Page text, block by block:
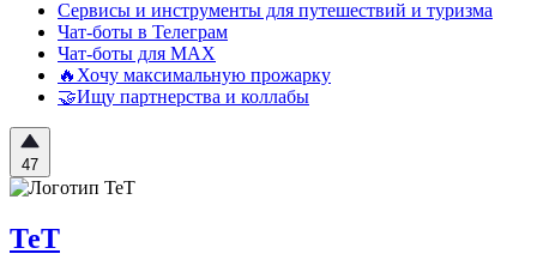
Сервисы и инструменты для путешествий и туризма
Чат-боты в Телеграм
Чат-боты для MAX
🔥Хочу максимальную прожарку
🤝Ищу партнерства и коллабы
47
ТеТ